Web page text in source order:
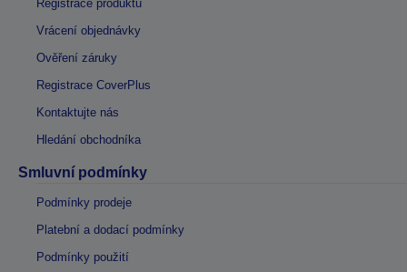
Registrace produktu
Vrácení objednávky
Ověření záruky
Registrace CoverPlus
Kontaktujte nás
Hledání obchodníka
Smluvní podmínky
Podmínky prodeje
Platební a dodací podmínky
Podmínky použití